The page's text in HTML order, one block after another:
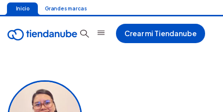
Inicio Grandes marcas
Crear mi Tiendanube